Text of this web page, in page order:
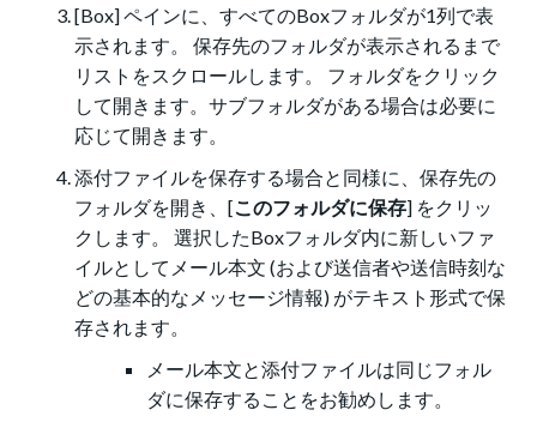
[Box] ペインに、すべてのBoxフォルダが1列で表
示されます。 保存先のフォルダが表示されるまで
リストをスクロールします。 フォルダをクリック
して開きます。サブフォルダがある場合は必要に
応じて開きます。
添付ファイルを保存する場合と同様に、保存先の
フォルダを開き、[このフォルダに保存] をクリッ
クします。 選択したBoxフォルダ内に新しいファ
イルとしてメール本文 (および送信者や送信時刻な
どの基本的なメッセージ情報) がテキスト形式で保
存されます。
メール本文と添付ファイルは同じフォル
ダに保存することをお勧めします。